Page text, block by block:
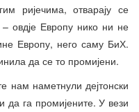
ријечима, отварају се
овдје Европу нико ни не
Европу, него саму БиХ.
да се то промијени.
нам наметнули дејтонски
да га промијените. У вези